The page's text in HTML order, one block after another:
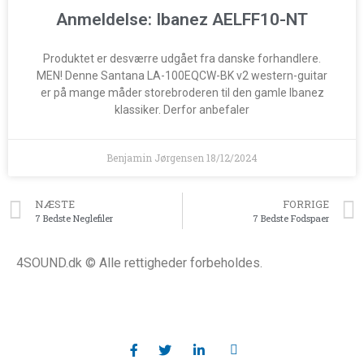
Anmeldelse: Ibanez AELFF10-NT
Produktet er desværre udgået fra danske forhandlere.
MEN! Denne Santana LA-100EQCW-BK v2 western-guitar
er på mange måder storebroderen til den gamle Ibanez
klassiker. Derfor anbefaler
Benjamin Jørgensen 18/12/2024
NÆSTE
7 Bedste Neglefiler
FORRIGE
7 Bedste Fodspaer
4SOUND.dk © Alle rettigheder forbeholdes.